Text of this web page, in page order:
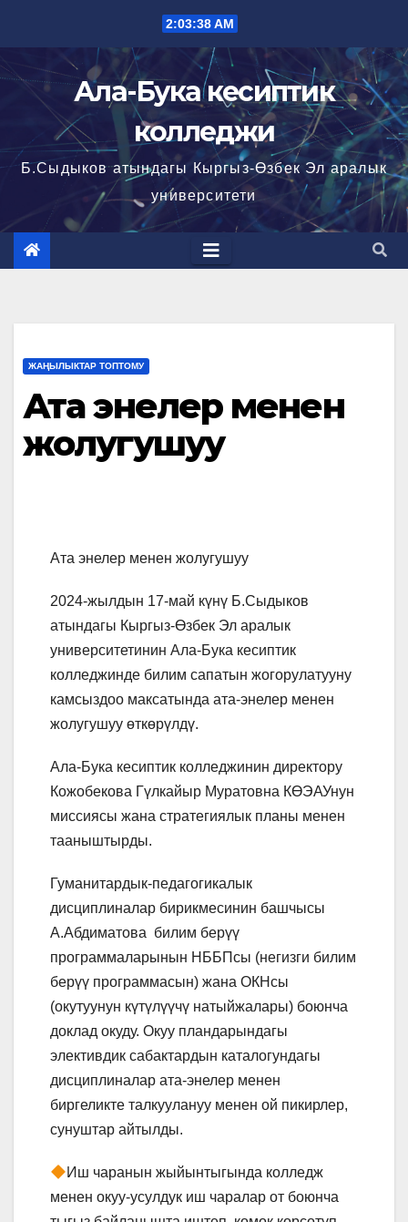
содержимому
2:03:38 AM
Ала-Бука кесиптик
колледжи
Б.Сыдыков атындагы Кыргыз-Өзбек Эл аралык
университети
ЖАҢЫЛЫКТАР ТОПТОМУ
Ата энелер менен
жолугушуу
Ата энелер менен жолугушуу
2024-жылдын 17-май күнү Б.Сыдыков
атындагы Кыргыз-Өзбек Эл аралык
университетинин Ала-Бука кесиптик
колледжинде билим сапатын жогорулатууну
камсыздоо максатында ата-энелер менен
жолугушуу өткөрүлдү.
Ала-Бука кесиптик колледжинин директору
Кожобекова Гүлкайыр Муратовна КӨЭАУнун
миссиясы жана стратегиялык планы менен
тааныштырды.
Гуманитардык-педагогикалык
дисциплиналар бирикмесинин башчысы
А.Абдиматова билим берүү
программаларынын НББПсы (негизги билим
берүү программасын) жана ОКНсы
(окутуунун күтүлүүчү натыйжалары) боюнча
доклад окуду. Окуу пландарындагы
элективдик сабактардын каталогундагы
дисциплиналар ата-энелер менен
биргеликте талкуулануу менен ой пикирлер,
сунуштар айтылды.
Иш чаранын жыйынтыгында колледж
менен окуу-усулдук иш чаралар от боюнча